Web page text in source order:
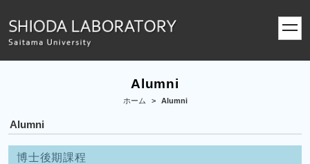
toggle
Alumni
ホーム > Alumni
Alumni
博士後期課程